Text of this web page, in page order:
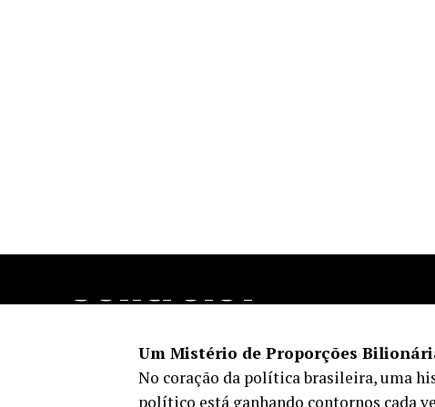
Controle?
Um Mistério de Proporções
No coração da política brasileira, uma
político está ganhando contornos cada